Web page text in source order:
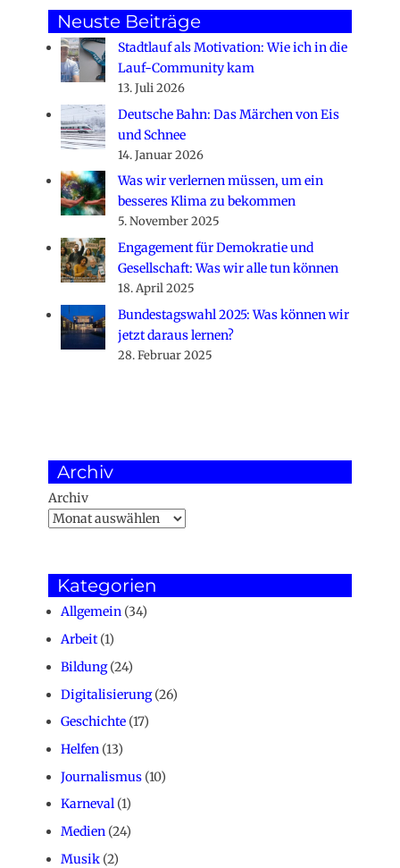
Neuste Beiträge
Stadtlauf als Motivation: Wie ich in die
Lauf-Community kam
13. Juli 2026
Deutsche Bahn: Das Märchen von Eis
und Schnee
14. Januar 2026
Was wir verlernen müssen, um ein
besseres Klima zu bekommen
5. November 2025
Engagement für Demokratie und
Gesellschaft: Was wir alle tun können
18. April 2025
Bundestagswahl 2025: Was können wir
jetzt daraus lernen?
28. Februar 2025
Archiv
Archiv
Kategorien
Allgemein (34)
Arbeit(1)
Bildung(24)
Digitalisierung(26)
Geschichte (17)
Helfen (13)
Journalismus (10)
Karneval (1)
Medien (24)
Musik (2)